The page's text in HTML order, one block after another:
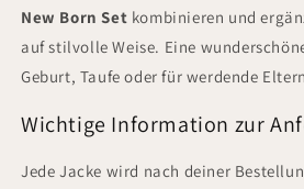
New Born Set kombinieren und
auf stilvolle Weise. Eine
Geburt, Taufe oder für werdende
Wichtige Information zur
Jede Jacke wird nach deiner